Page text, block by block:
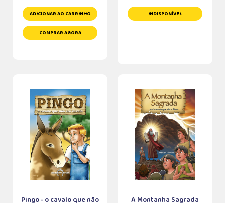
ADICIONAR AO CARRINHO
COMPRAR AGORA
INDISPONÍVEL
Pingo - o cavalo que não A Montanha Sagrada